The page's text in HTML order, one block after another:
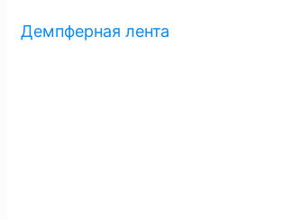
Демпферная лента